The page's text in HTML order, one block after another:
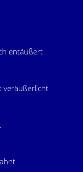
entäußert
veräußerlicht